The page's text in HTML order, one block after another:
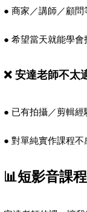
● 商家／講師／顧
● 希望當天就能學
❌ 安達老師不太
● 已有拍攝／剪輯
● 對單純實作課程不
📊短影音課